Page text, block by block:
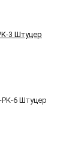
3 Штуцер